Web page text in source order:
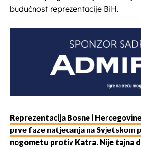
budućnost reprezentacije BiH.
Reprezentacija Bosne i
prve faze natjecanja na Svjetskom
nogometu protiv Katra. Nije tajna